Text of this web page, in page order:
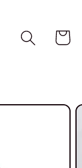
Carrito